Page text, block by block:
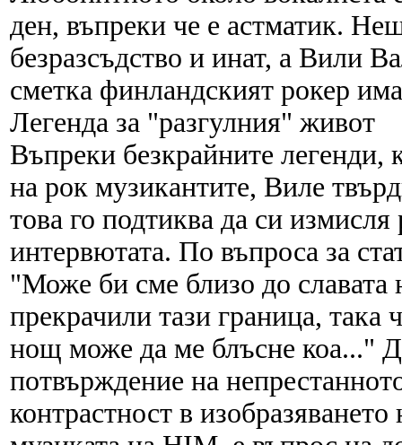
ден, въпреки че е астматик.
безразсъдство и инат, а Вили
сметка финландският рокер
Легенда за "разгулния" живот
Въпреки безкрайните легенди,
на рок музикантите, Виле
това го подтиква да си
интервютата. По въпроса за
"Може би сме близо до славата
прекрачили тази граница, така
нощ може да ме блъсне коа..."
потвърждение на
контрастност в